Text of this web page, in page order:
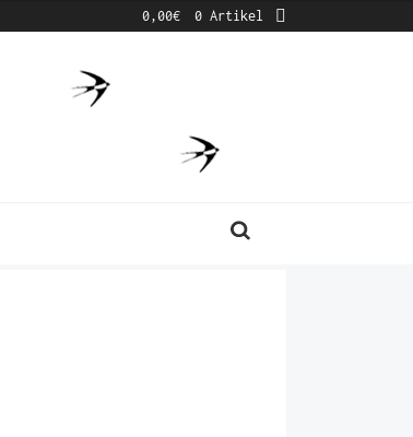
0,00€ 0 Artikel